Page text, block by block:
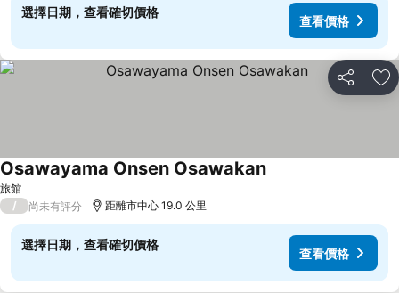
選擇日期，查看確切價格
查看價格
分享 加
旅館
Osawayama Onsen Osawakan查看價格
/ 尚未有評分 距離市中心 19.0 公里
選擇日期，查看確切價格
查看價格